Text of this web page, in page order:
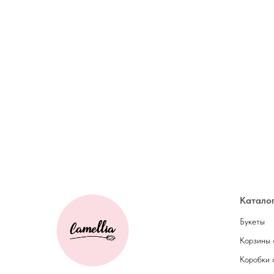
Букеты
Корзины
Коробки